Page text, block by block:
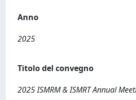
Anno
2025
Titolo del convegno
2025 ISMRM & ISMRT Annual